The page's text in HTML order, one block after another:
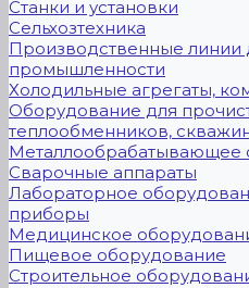
Станки и установки
Сельхозтехника
Производственные линии
промышленности
Холодильные агрегаты,
Оборудование для
теплообменников,
Металлообрабатывающее
Сварочные аппараты
Лабораторное
приборы
Медицинское
Пищевое оборудование
Строительное